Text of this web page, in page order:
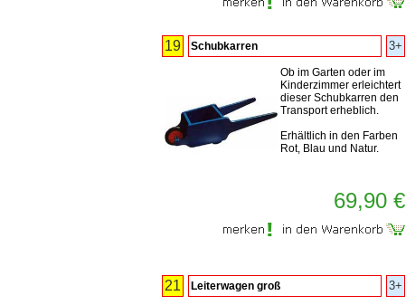
19 Schubkarren 3+
Ob im Garten oder im
Kinderzimmer erleichtert
dieser Schubkarren den
Transport erheblich.
Erhältlich in den Farben
Rot, Blau und Natur.
69,90 €
21 Leiterwagen groß 3+